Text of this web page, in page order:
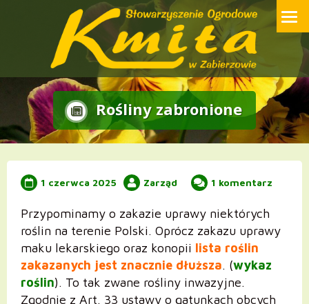
Strona internetowa Stowarzyszenia Ogrodowego ROD Kmita w
Zabierzowie
Rośliny zabronione
1 czerwca 2025 Zarząd 1 komentarz
Przypominamy o zakazie uprawy niektórych
roślin na terenie Polski. Oprócz zakazu uprawy
maku lekarskiego oraz konopii lista roślin
zakazanych jest znacznie dłuższa. (wykaz
roślin). To tak zwane rośliny inwazyjne.
Zgodnie z Art. 33 ustawy o gatunkach obcych